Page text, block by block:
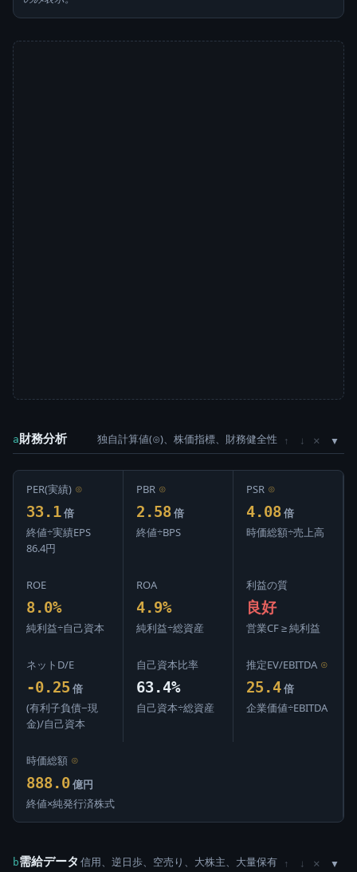
a財務分析 独自計算値(⊙)、株価指標、財務健全性 ↑ ↓ ×
PER(実績) ⊙
33.1 倍
終値÷実績EPS
86.4円
PBR ⊙
2.58 倍
終値÷BPS
PSR ⊙
4.08 倍
時価総額÷売上高
ROE
8.0%
純利益÷自己資本
ROA
4.9%
純利益÷総資産
利益の質
良好
営業CF ≥ 純利益
ネットD/E
-0.25 倍
(有利子負債−現
金)/自己資本
自己資本比率
63.4%
自己資本÷総資産
推定EV/EBITDA ⊙
25.4 倍
企業価値÷EBITDA
時価総額 ⊙
888.0 億円
終値×純発行済株式
b需給データ 信用、逆日歩、空売り、大株主、大量保有 ↑ ↓ ×